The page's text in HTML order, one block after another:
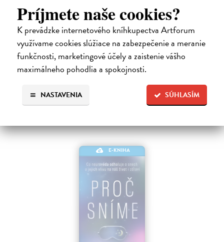
Príjmete naše cookies?
K prevádzke internetového kníhkupectva Artforum
využívame cookies slúžiace na zabezpečenie a meranie
funkčnosti, marketingové účely a zaistenie vášho
maximálneho pohodlia a spokojnosti.
SÚHLASÍM
NASTAVENIA
Po viac ako desaťročí stability sa duševné zdravie dospievajúcich
začiatkom roka 2010 prudko zhoršilo. Miera depresie, úzkosti,
sebapoškodzovania a samovrážd prudko vzrástla a v mnohých
ukazovateľoch sa…
Na stiahnutie akoPDF
17,49 €
E-KNIHA